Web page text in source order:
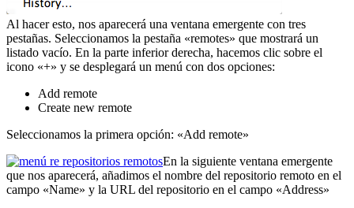
Al hacer esto, nos aparecerá una ventana emergente con tres
pestañas. Seleccionamos la pestaña «remotes» que mostrará un
listado vacío. En la parte inferior derecha, hacemos clic sobre el
icono «+» y se desplegará un menú con dos opciones:
Add remote
Create new remote
Seleccionamos la primera opción: «Add remote»
En la siguiente ventana emergente
que nos aparecerá, añadimos el nombre del repositorio remoto en el
campo «Name» y la URL del repositorio en el campo «Address»